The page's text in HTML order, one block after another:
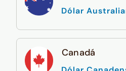
Dólar
Canadá